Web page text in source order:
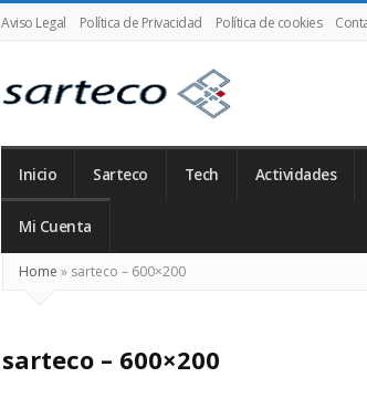
Aviso Legal Política de Privacidad Política de cookies
Inicio Sarteco Tech Actividades
Mi Cuenta
Home » sarteco – 600×200
sarteco – 600×200